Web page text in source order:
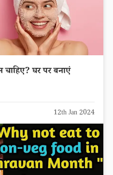
घर पर बनाएं
12th Jan 2024